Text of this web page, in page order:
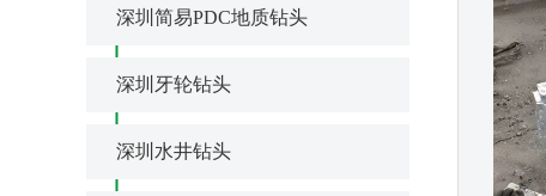
深圳简易PDC地质钻头
深圳牙轮钻头
深圳水井钻头